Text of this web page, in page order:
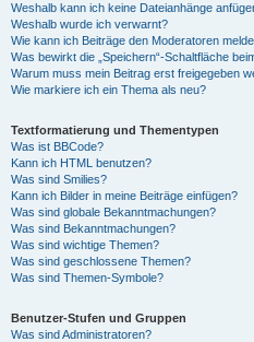
Weshalb kann ich keine Dateianhänge
Weshalb wurde ich verwarnt?
Wie kann ich Beiträge den Moderatoren
Was bewirkt die „Speichern“-Schaltfläche
Warum muss mein Beitrag erst freigegeben
Wie markiere ich ein Thema als neu?
Textformatierung und Thementypen
Was ist BBCode?
Kann ich HTML benutzen?
Was sind Smilies?
Kann ich Bilder in meine Beiträge einfügen?
Was sind globale Bekanntmachungen?
Was sind Bekanntmachungen?
Was sind wichtige Themen?
Was sind geschlossene Themen?
Was sind Themen-Symbole?
Benutzer-Stufen und Gruppen
Was sind Administratoren?